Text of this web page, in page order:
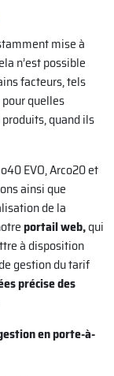
mise à
n’est possible
facteurs, tels
quelles
quand ils
EVO, Arco20 et
ainsi que
de la
portail web,qui
à disposition
gestion du tarif
précise des
en porte-à-